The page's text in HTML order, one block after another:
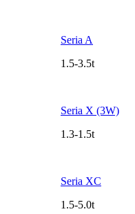
Seria A
1.5-3.5t
Seria X (3W)
1.3-1.5t
Seria XC
1.5-5.0t